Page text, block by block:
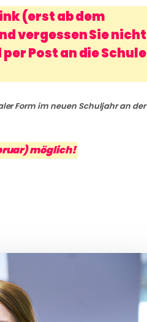
(erst ab dem
vergessen Sie nicht
Post an die Schule
Form im neuen Schuljahr an der
möglich!